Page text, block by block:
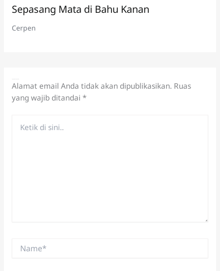
Sepasang Mata di Bahu Kanan
Cerpen
Alamat email Anda tidak akan dipublikasikan. Ruas
yang wajib ditandai *